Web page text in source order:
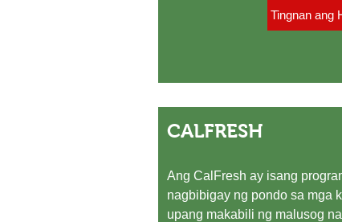
Tingnan ang
CALFRESH
Ang CalFresh ay isang
nagbibigay ng pondo sa mga
upang makabili ng malusog